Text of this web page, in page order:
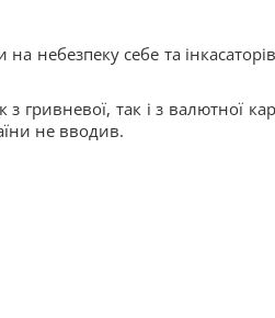
небезпеку себе та
гривневої, так і з валютної
не вводив.